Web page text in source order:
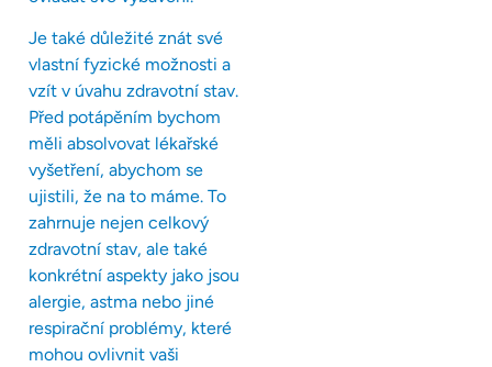
Je také důležité znát své
vlastní fyzické možnosti a
vzít v úvahu zdravotní stav.
Před potápěním bychom
měli absolvovat lékařské
vyšetření, abychom se
ujistili, že na to máme. To
zahrnuje nejen celkový
zdravotní stav, ale také
konkrétní aspekty jako jsou
alergie, astma nebo jiné
respirační problémy, které
mohou ovlivnit vaši